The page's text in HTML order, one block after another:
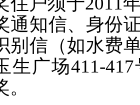
通知信、身份
别信（如水费
生广场411-